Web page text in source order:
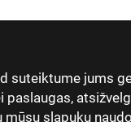
suteiktume jums
mūsų slapukų